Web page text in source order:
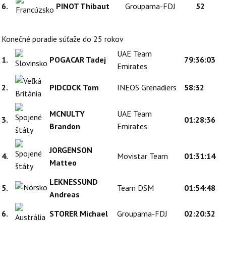
6.
PINOT Thibaut Groupama-FDJ 52
Konečné poradie súťaže do 25 rokov
1. POGACAR Tadej
UAE Team
Emirates
79:36:03
2. PIDCOCK Tom INEOS Grenadiers 58:32
3.
MCNULTY
Brandon
UAE Team
Emirates
01:28:36
4.
JORGENSON
Matteo
Movistar Team 01:31:14
5.
LEKNESSUND
Andreas
Team DSM 01:54:48
6. STORER Michael Groupama-FDJ 02:20:32